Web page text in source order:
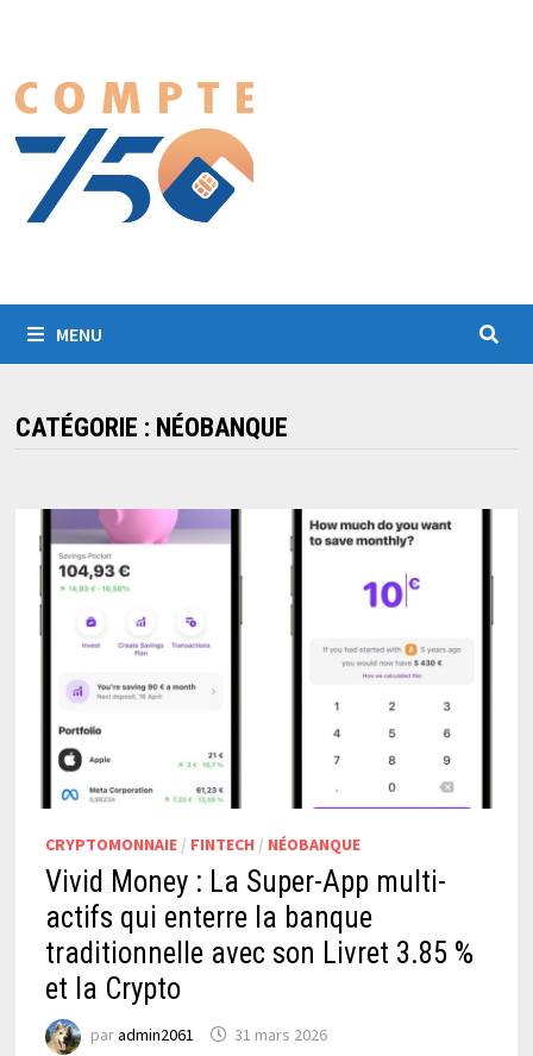
contenu
MENU
CATÉGORIE : NÉOBANQUE
CRYPTOMONNAIE/ FINTECH / NÉOBANQUE
Vivid Money : La Super-App multi-
actifs qui enterre la banque
traditionnelle avec son Livret 3.85 %
et la Crypto
paradmin2061 31 mars 2026